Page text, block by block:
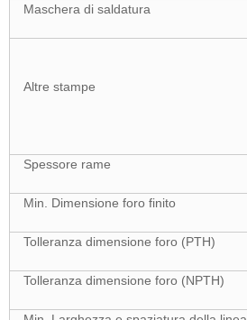
Maschera di saldatura
Altre stampe
Spessore rame
Min. Dimensione foro finito
Tolleranza dimensione foro (PTH)
Tolleranza dimensione foro (NPTH)